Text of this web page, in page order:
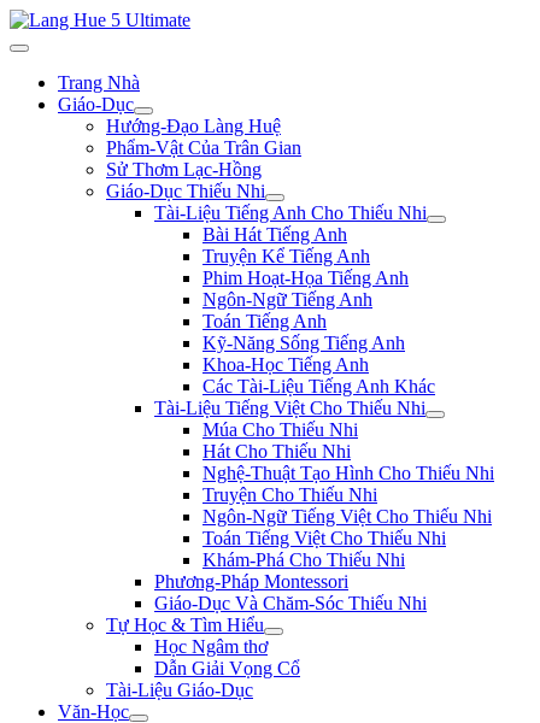
Trang Nhà
Giáo-Dục
Hướng-Đạo Làng Huệ
Phẩm-Vật Của Trân Gian
Sử Thơm Lạc-Hồng
Giáo-Dục Thiếu Nhi
Tài-Liệu Tiếng Anh Cho Thiếu Nhi
Bài Hát Tiếng Anh
Truyện Kể Tiếng Anh
Phim Hoạt-Họa Tiếng Anh
Ngôn-Ngữ Tiếng Anh
Toán Tiếng Anh
Kỹ-Năng Sống Tiếng Anh
Khoa-Học Tiếng Anh
Các Tài-Liệu Tiếng Anh Khác
Tài-Liệu Tiếng Việt Cho Thiếu Nhi
Múa Cho Thiếu Nhi
Hát Cho Thiếu Nhi
Nghệ-Thuật Tạo Hình Cho Thiếu Nhi
Truyện Cho Thiếu Nhi
Ngôn-Ngữ Tiếng Việt Cho Thiếu Nhi
Toán Tiếng Việt Cho Thiếu Nhi
Khám-Phá Cho Thiếu Nhi
Phương-Pháp Montessori
Giáo-Dục Và Chăm-Sóc Thiếu Nhi
Tự Học & Tìm Hiểu
Học Ngâm thơ
Dẫn Giải Vọng Cổ
Tài-Liệu Giáo-Dục
Văn-Học